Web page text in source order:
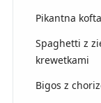
Pikantna
Spaghetti z
krewetkami
Bigos z